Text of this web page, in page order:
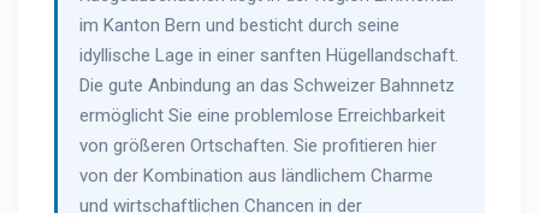
im Kanton Bern und besticht durch seine
idyllische Lage in einer sanften Hügellandschaft.
Die gute Anbindung an das Schweizer Bahnnetz
ermöglicht Sie eine problemlose Erreichbarkeit
von größeren Ortschaften. Sie profitieren hier
von der Kombination aus ländlichem Charme
und wirtschaftlichen Chancen in der